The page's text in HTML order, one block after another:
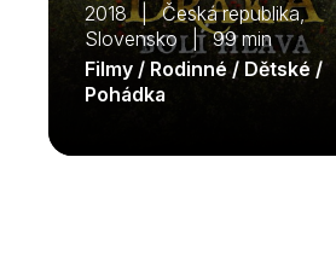
2018 | Česká republika,
Slovensko | 99 min
Filmy / Rodinné / Dětské /
Pohádka